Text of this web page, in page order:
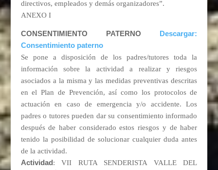
directivos, empleados y demás organizadores”.
ANEXO I
CONSENTIMIENTO PATERNO
Descargar:
Consentimiento paterno
Se pone a disposición de los padres/tutores toda la
información sobre la actividad a realizar y riesgos
asociados a la misma y las medidas preventivas descritas
en el Plan de Prevención, así como los protocolos de
actuación en caso de emergencia y/o accidente. Los
padres o tutores pueden dar su consentimiento informado
después de haber considerado estos riesgos y de haber
tenido la posibilidad de solucionar cualquier duda antes
de la actividad.
Actividad : VII RUTA SENDERISTA VALLE DEL